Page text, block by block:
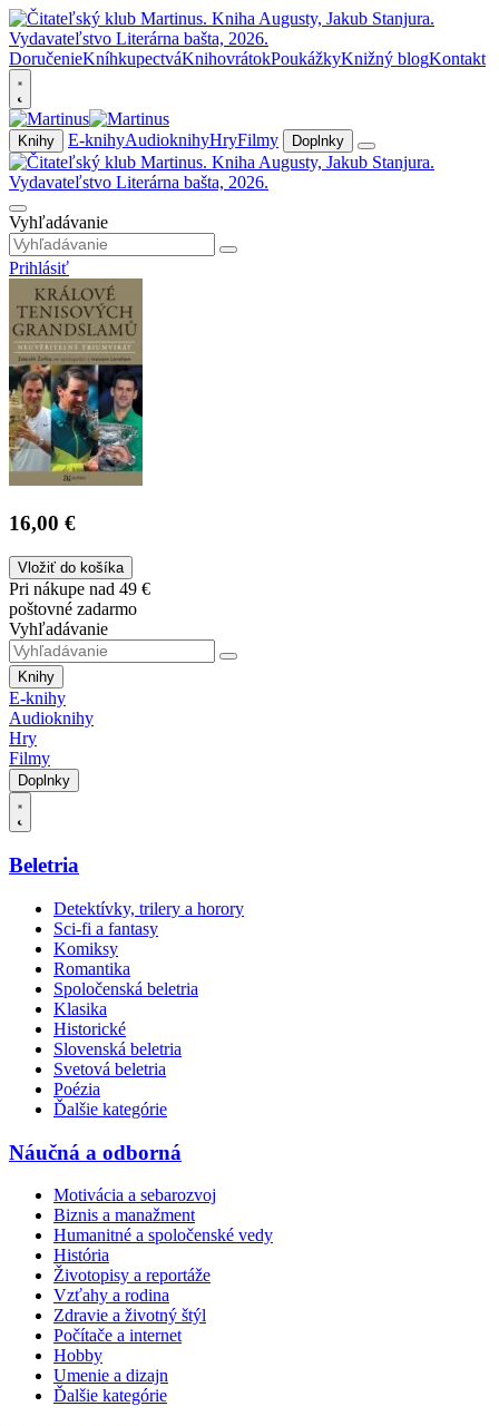
DoručenieKníhkupectváKnihovrátokPoukážkyKnižný blogKontakt
Knihy E-knihyAudioknihyHryFilmy Doplnky
Vyhľadávanie
Prihlásiť
16,00 €
Vložiť do košíka
Pri nákupe nad 49 €
poštovné zadarmo
Vyhľadávanie
Knihy
E-knihy
Audioknihy
Hry
Filmy
Doplnky
Beletria
Detektívky, trilery a horory
Sci-fi a fantasy
Komiksy
Romantika
Spoločenská beletria
Klasika
Historické
Slovenská beletria
Svetová beletria
Poézia
Ďalšie kategórie
Náučná a odborná
Motivácia a sebarozvoj
Biznis a manažment
Humanitné a spoločenské vedy
História
Životopisy a reportáže
Vzťahy a rodina
Zdravie a životný štýl
Počítače a internet
Hobby
Umenie a dizajn
Ďalšie kategórie